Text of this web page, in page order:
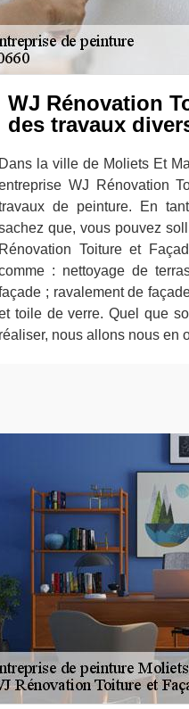
WJ Rénovation
des travaux
Dans la ville de Moliets Et
WJ Rénovation
de peinture. En
que, vous pouvez
Rénovation Toiture et
: nettoyage de
; ravalement de
toile de verre. Quel que
réaliser, nous allons nous en